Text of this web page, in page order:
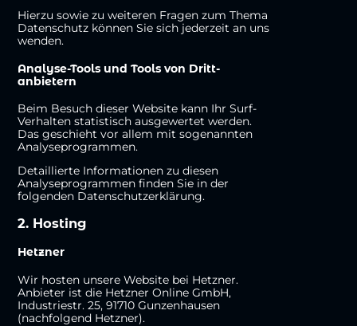
Hierzu sowie zu weiteren Fragen zum Thema
Datenschutz können Sie sich jederzeit an uns
wenden.
Analyse-Tools und Tools von Dritt­
anbietern
Beim Besuch dieser Website kann Ihr Surf-
Verhalten statistisch ausgewertet werden.
Das geschieht vor allem mit sogenannten
Analyseprogrammen.
Detaillierte Informationen zu diesen
Analyseprogrammen finden Sie in der
folgenden Datenschutzerklärung.
2. Hosting
Hetzner
Wir hosten unsere Website bei Hetzner.
Anbieter ist die Hetzner Online GmbH,
Industriestr. 25, 91710 Gunzenhausen
(nachfolgend Hetzner).